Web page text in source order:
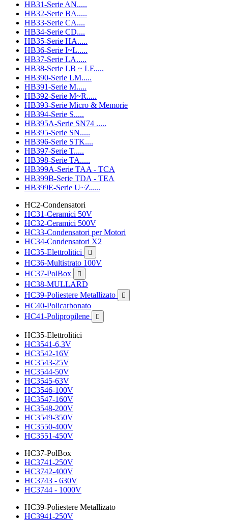
HB31-Serie AN.....
HB32-Serie BA.....
HB33-Serie CA....
HB34-Serie CD....
HB35-Serie HA.....
HB36-Serie I~L.....
HB37-Serie LA.....
HB38-Serie LB ~ LF.....
HB390-Serie LM.....
HB391-Serie M.....
HB392-Serie M~R.....
HB393-Serie Micro & Memorie
HB394-Serie S.....
HB395A-Serie SN74 .....
HB395-Serie SN.....
HB396-Serie STK....
HB397-Serie T.....
HB398-Serie TA.....
HB399A-Serie TAA - TCA
HB399B-Serie TDA - TEA
HB399E-Serie U~Z.....
HC2-Condensatori
HC31-Ceramici 50V
HC32-Ceramici 500V
HC33-Condensatori per Motori
HC34-Condensatori X2
HC35-Elettrolitici

HC36-Multistrato 100V
HC37-PolBox

HC38-MULLARD
HC39-Poliestere Metallizato

HC40-Policarbonato
HC41-Polipropilene

HC35-Elettrolitici
HC3541-6,3V
HC3542-16V
HC3543-25V
HC3544-50V
HC3545-63V
HC3546-100V
HC3547-160V
HC3548-200V
HC3549-350V
HC3550-400V
HC3551-450V
HC37-PolBox
HC3741-250V
HC3742-400V
HC3743 - 630V
HC3744 - 1000V
HC39-Poliestere Metallizato
HC3941-250V